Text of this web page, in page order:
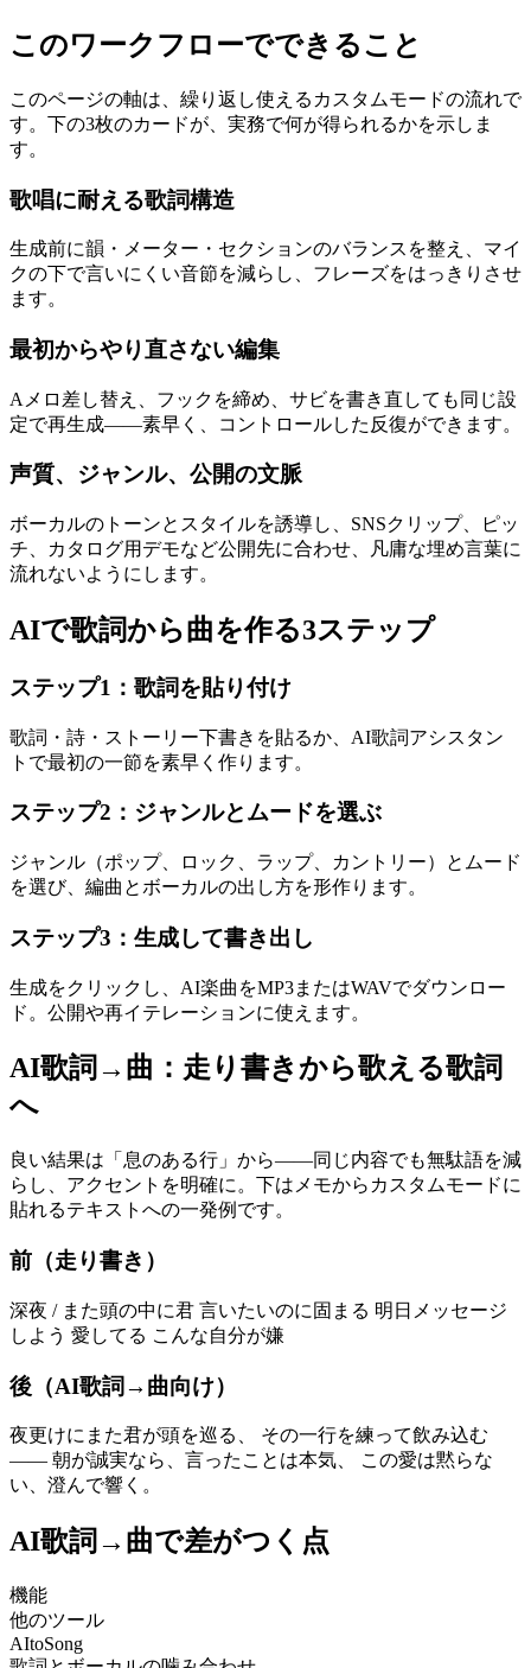
このワークフローでできること
このページの軸は、繰り返し使えるカスタムモードの流れで
す。下の3枚のカードが、実務で何が得られるかを示しま
す。
歌唱に耐える歌詞構造
生成前に韻・メーター・セクションのバランスを整え、マイ
クの下で言いにくい音節を減らし、フレーズをはっきりさせ
ます。
最初からやり直さない編集
Aメロ差し替え、フックを締め、サビを書き直しても同じ設
定で再生成——素早く、コントロールした反復ができます。
声質、ジャンル、公開の文脈
ボーカルのトーンとスタイルを誘導し、SNSクリップ、ピッ
チ、カタログ用デモなど公開先に合わせ、凡庸な埋め言葉に
流れないようにします。
AIで歌詞から曲を作る3ステップ
ステップ1：歌詞を貼り付け
歌詞・詩・ストーリー下書きを貼るか、AI歌詞アシスタン
トで最初の一節を素早く作ります。
ステップ2：ジャンルとムードを選ぶ
ジャンル（ポップ、ロック、ラップ、カントリー）とムード
を選び、編曲とボーカルの出し方を形作ります。
ステップ3：生成して書き出し
生成をクリックし、AI楽曲をMP3またはWAVでダウンロー
ド。公開や再イテレーションに使えます。
AI歌詞→曲：走り書きから歌える歌詞
へ
良い結果は「息のある行」から——同じ内容でも無駄語を減
らし、アクセントを明確に。下はメモからカスタムモードに
貼れるテキストへの一発例です。
前（走り書き）
深夜 / また頭の中に君 言いたいのに固まる 明日メッセージ
しよう 愛してる こんな自分が嫌
後（AI歌詞→曲向け）
夜更けにまた君が頭を巡る、 その一行を練って飲み込む
—— 朝が誠実なら、言ったことは本気、 この愛は黙らな
い、澄んで響く。
AI歌詞→曲で差がつく点
機能
他のツール
AItoSong